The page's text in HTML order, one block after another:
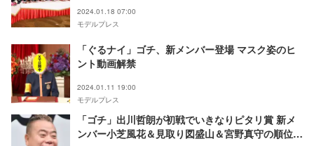
2024.01.18 07:00
モデルプレス
「ぐるナイ」ゴチ、新メンバー登場 マスク姿のヒ
ント動画解禁
2024.01.11 19:00
モデルプレス
「ゴチ」出川哲朗が初戦でいきなりピタリ賞 新メ
ンバー小芝風花＆見取り図盛山＆宮野真守の順位